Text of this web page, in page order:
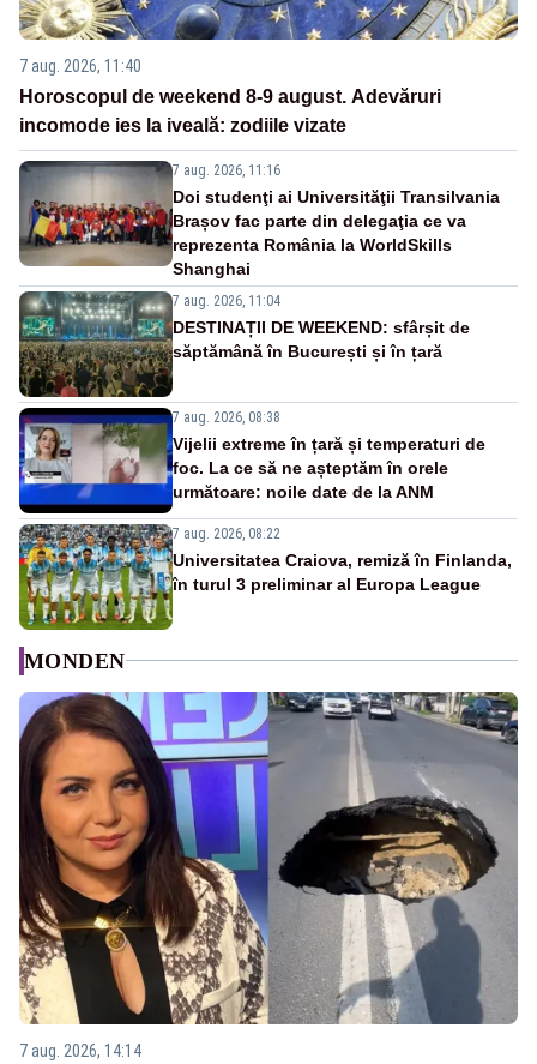
7 aug. 2026, 11:40
Horoscopul de weekend 8-9 august. Adevăruri
incomode ies la iveală: zodiile vizate
7 aug. 2026, 11:16
Doi studenţi ai Universităţii Transilvania
Brașov fac parte din delegaţia ce va
reprezenta România la WorldSkills
Shanghai
7 aug. 2026, 11:04
DESTINAȚII DE WEEKEND: sfârșit de
săptămână în București și în țară
7 aug. 2026, 08:38
Vijelii extreme în țară și temperaturi de
foc. La ce să ne așteptăm în orele
următoare: noile date de la ANM
7 aug. 2026, 08:22
Universitatea Craiova, remiză în Finlanda,
în turul 3 preliminar al Europa League
MONDEN
7 aug. 2026, 14:14